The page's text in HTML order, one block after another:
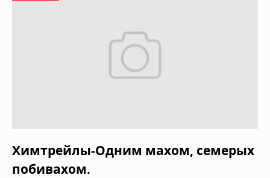
Химтрейлы-Одним махом, семерых
побивахом.